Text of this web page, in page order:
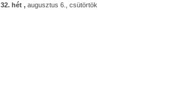
32. hét ,augusztus 6., csütörtök